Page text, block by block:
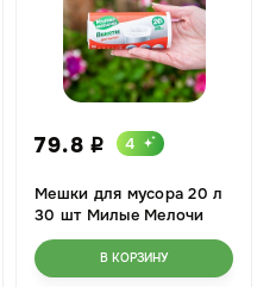
79.8 i 4
Мешки для мусора 20 л
30 шт Милые Мелочи
Белые 0660CD х20
В КОРЗИНУ